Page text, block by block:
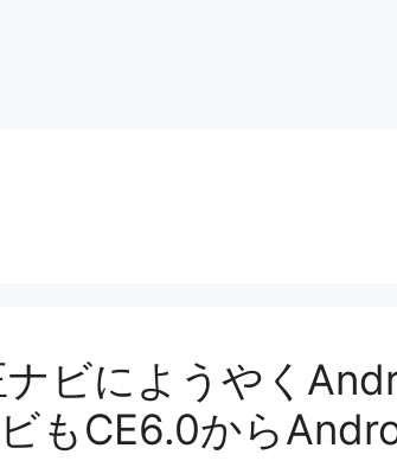
ビにようやく
もCE6.0から